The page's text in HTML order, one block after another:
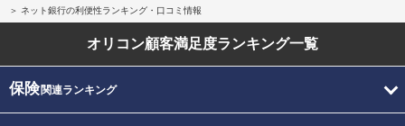
ネット銀行の利便性ランキング・口コミ情報
オリコン顧客満足度ランキング一覧
保険関連ランキング